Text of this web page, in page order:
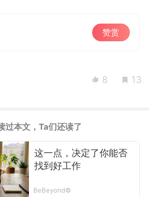
赞赏
8 13
过本文，Ta们还读了
这一点，决定了你能否
找到好工作
BeBeyond©